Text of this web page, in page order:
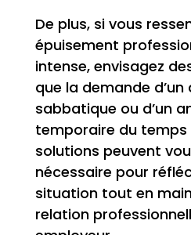
De plus, si vous
épuisement
intense, envisagez
que la demande d’un
sabbatique ou d’un
temporaire du temps
solutions peuvent
nécessaire pour
situation tout en
relation